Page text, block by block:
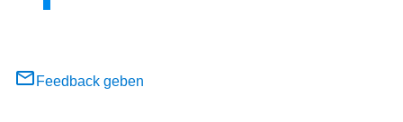
Feedback geben